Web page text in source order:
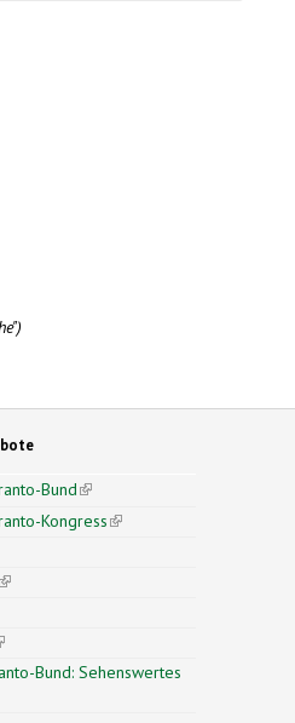
Bund(link is external)
Kongress(link is external)
(link is external)
is external)
Bund: Sehenswertes